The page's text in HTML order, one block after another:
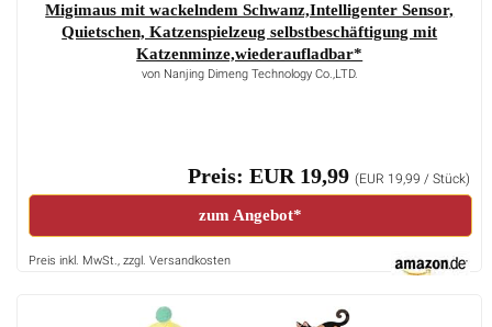
Migimaus mit wackelndem Schwanz,Intelligenter Sensor,
Quietschen, Katzenspielzeug selbstbeschäftigung mit
Katzenminze,wiederaufladbar*
von Nanjing Dimeng Technology Co.,LTD.
Preis: EUR 19,99(EUR 19,99 / Stück)
zum Angebot*
Preis inkl. MwSt., zzgl. Versandkosten